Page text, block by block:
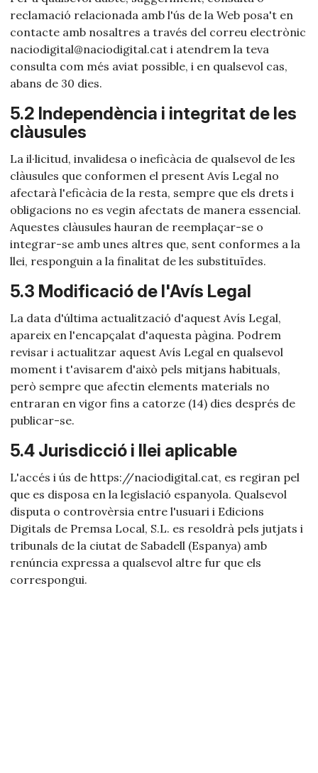
reclamació relacionada amb l'ús de la Web posa't en
contacte amb nosaltres a través del correu electrònic
naciodigital@naciodigital.cat i atendrem la teva
consulta com més aviat possible, i en qualsevol cas,
abans de 30 dies.
5.2 Independència i integritat de les
clàusules
La il·licitud, invalidesa o ineficàcia de qualsevol de les
clàusules que conformen el present Avís Legal no
afectarà l'eficàcia de la resta, sempre que els drets i
obligacions no es vegin afectats de manera essencial.
Aquestes clàusules hauran de reemplaçar-se o
integrar-se amb unes altres que, sent conformes a la
llei, responguin a la finalitat de les substituïdes.
5.3 Modificació de l'Avís Legal
La data d'última actualització d'aquest Avís Legal,
apareix en l'encapçalat d'aquesta pàgina. Podrem
revisar i actualitzar aquest Avís Legal en qualsevol
moment i t'avisarem d'això pels mitjans habituals,
però sempre que afectin elements materials no
entraran en vigor fins a catorze (14) dies després de
publicar-se.
5.4 Jurisdicció i llei aplicable
L'accés i ús de https://naciodigital.cat, es regiran pel
que es disposa en la legislació espanyola. Qualsevol
disputa o controvèrsia entre l'usuari i Edicions
Digitals de Premsa Local, S.L. es resoldrà pels jutjats i
tribunals de la ciutat de Sabadell (Espanya) amb
renúncia expressa a qualsevol altre fur que els
correspongui.